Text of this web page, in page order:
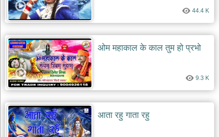
44.4 K
ओम महाकाल के काल तुम हो प्रभो
9.3 K
आता रहु गाता रहु